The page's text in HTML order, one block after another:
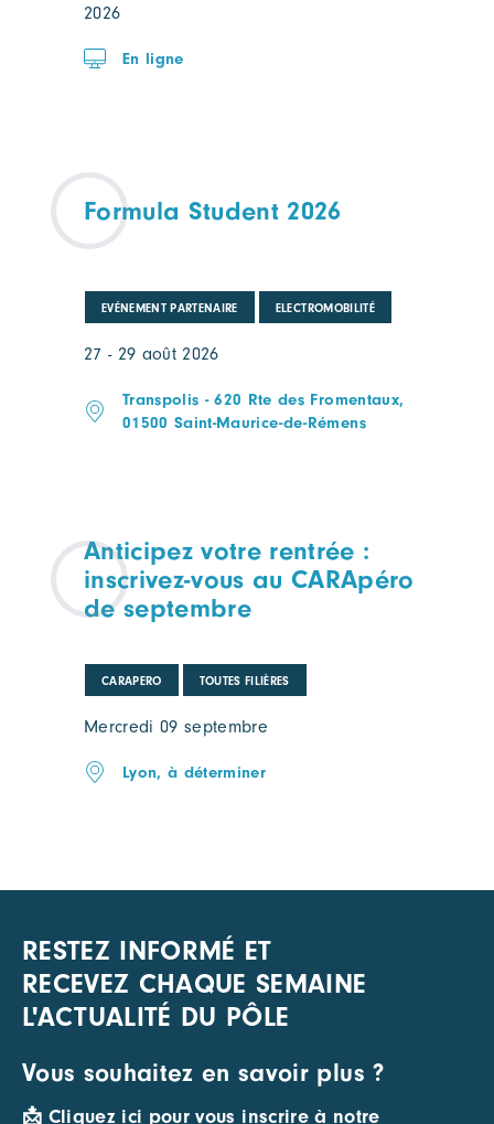
2026
En ligne
Formula Student 2026
EVÉNEMENT PARTENAIRE ELECTROMOBILITÉ
27 - 29 août 2026
Transpolis - 620 Rte des Fromentaux,
01500 Saint-Maurice-de-Rémens
Anticipez votre rentrée :
inscrivez-vous au CARApéro
de septembre
CARAPERO TOUTES FILIÈRES
Mercredi 09 septembre
Lyon, à déterminer
RESTEZ INFORMÉ ET
RECEVEZ CHAQUE SEMAINE
L'ACTUALITÉ DU PÔLE
Vous souhaitez en savoir plus ?
📩 Cliquez ici pour vous inscrire à notre